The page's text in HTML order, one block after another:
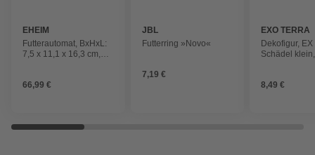
EHEIM
Futterautomat, BxHxL:
7,5 x 11,1 x 16,3 cm,
66,99 €
JBL
Futterring »Novo«
7,19 €
EXO TERRA
Dekofigur, EX
Schädel klein,
8,49 €